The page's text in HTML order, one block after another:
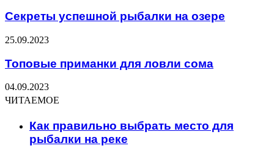
Секреты успешной рыбалки на озере
25.09.2023
Топовые приманки для ловли сома
04.09.2023
ЧИТАЕМОЕ
Как правильно выбрать место для
рыбалки на реке